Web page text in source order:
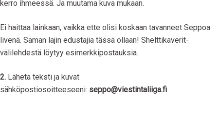
kerro ihmeessä. Ja muutama kuva mukaan.
Ei haittaa lainkaan, vaikka ette olisi koskaan tavanneet Seppoa
livenä. Saman lajin edustajia tässä ollaan! Shelttikaverit-
välilehdestä löytyy esimerkkipostauksia.
2. Lähetä teksti ja kuvat
sähköpostiosoitteeseeni: seppo@viestintaliiga.fi